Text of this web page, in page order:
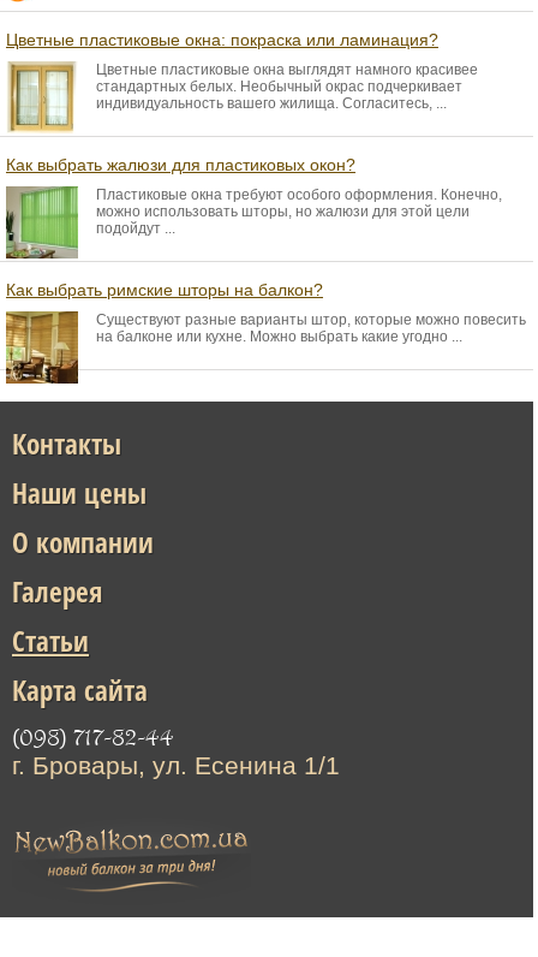
Цветные пластиковые окна: покраска или ламинация?
Цветные пластиковые окна выглядят намного красивее
стандартных белых. Необычный окрас подчеркивает
индивидуальность вашего жилища. Согласитесь, ...
Как выбрать жалюзи для пластиковых окон?
Пластиковые окна требуют особого оформления. Конечно,
можно использовать шторы, но жалюзи для этой цели
подойдут ...
Как выбрать римские шторы на балкон?
Существуют разные варианты штор, которые можно повесить
на балконе или кухне. Можно выбрать какие угодно ...
Контакты
Наши цены
О компании
Галерея
Статьи
Карта сайта
(098) 717-82-44
г. Бровары, ул. Есенина 1/1